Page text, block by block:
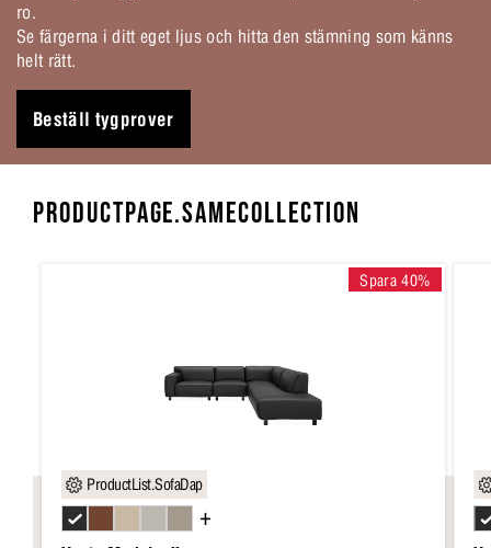
ro.
Se färgerna i ditt eget ljus och hitta den stämning som känns
helt rätt.
Beställ tygprover
PRODUCTPAGE.SAMECOLLECTION
Spara 40%
ProductList.SofaDap
+